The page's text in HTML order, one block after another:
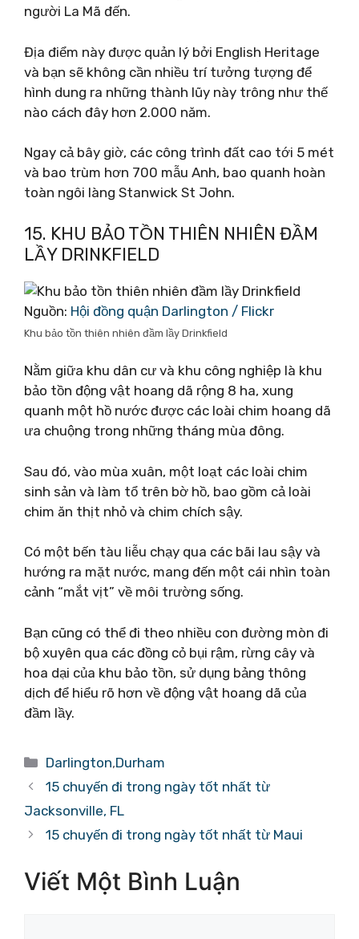
người La Mã đến.
Địa điểm này được quản lý bởi English Heritage
và bạn sẽ không cần nhiều trí tưởng tượng để
hình dung ra những thành lũy này trông như thế
nào cách đây hơn 2.000 năm.
Ngay cả bây giờ, các công trình đất cao tới 5 mét
và bao trùm hơn 700 mẫu Anh, bao quanh hoàn
toàn ngôi làng Stanwick St John.
15. KHU BẢO TỒN THIÊN NHIÊN ĐẦM
LẦY DRINKFIELD
Nguồn: Hội đồng quận Darlington / Flickr
Khu bảo tồn thiên nhiên đầm lầy Drinkfield
Nằm giữa khu dân cư và khu công nghiệp là khu
bảo tồn động vật hoang dã rộng 8 ha, xung
quanh một hồ nước được các loài chim hoang dã
ưa chuộng trong những tháng mùa đông.
Sau đó, vào mùa xuân, một loạt các loài chim
sinh sản và làm tổ trên bờ hồ, bao gồm cả loài
chim ăn thịt nhỏ và chim chích sậy.
Có một bến tàu liễu chạy qua các bãi lau sậy và
hướng ra mặt nước, mang đến một cái nhìn toàn
cảnh “mắt vịt” về môi trường sống.
Bạn cũng có thể đi theo nhiều con đường mòn đi
bộ xuyên qua các đồng cỏ bụi rậm, rừng cây và
hoa dại của khu bảo tồn, sử dụng bảng thông
dịch để hiểu rõ hơn về động vật hoang dã của
đầm lầy.
Danh
mục
Darlington,Durham
15 chuyến đi trong ngày tốt nhất từ ​​
Jacksonville, FL
15 chuyến đi trong ngày tốt nhất từ ​​Maui
Viết Một Bình Luận